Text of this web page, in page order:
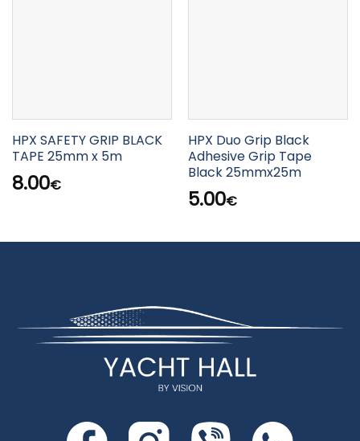
HPX SAFETY GRIP BLACK
TAPE 25mm x 5m
8.00€
HPX Duo Grip Black
Adhesive Grip Tape
Black 25mmx25m
5.00€